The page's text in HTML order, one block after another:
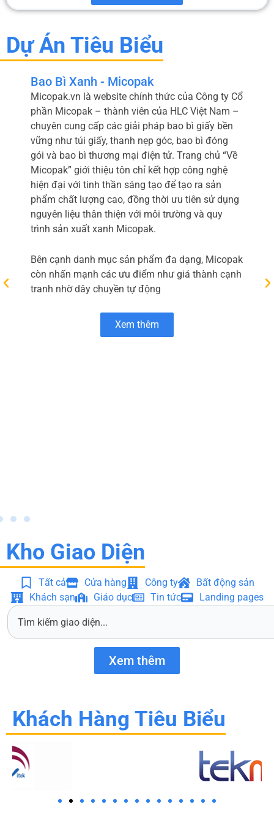
Dự Án Tiêu Biểu
Bao Bì Xanh - Micopak
Micopak.vn là website chính thức của Công ty Cổ
phần Micopak – thành viên của HLC Việt Nam –
chuyên cung cấp các giải pháp bao bì giấy bền
vững như túi giấy, thanh nẹp góc, bao bì đóng
gói và bao bì thương mại điện tử. Trang chủ “Về
Micopak” giới thiệu tôn chỉ kết hợp công nghệ
Kho Giao Diện
Tất cả Cửa hàng Công ty
Bất động sản
Xem thêm
Khách Hàng Tiêu Biểu